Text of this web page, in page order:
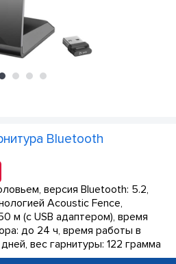
Bluetooth
версия Bluetooth: 5.2,
Acoustic Fence,
м (с USB адаптером), время
до 24 ч, время работы в
вес гарнитуры: 122 грамма